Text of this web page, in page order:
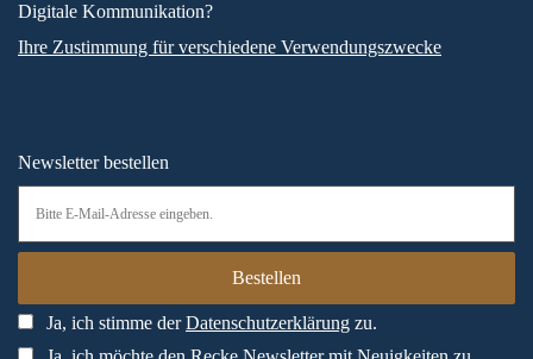
Digitale Kommunikation?
Ihre Zustimmung für verschiedene Verwendungszwecke
Newsletter bestellen
Ja, ich stimme derDatenschutzerklärung zu.